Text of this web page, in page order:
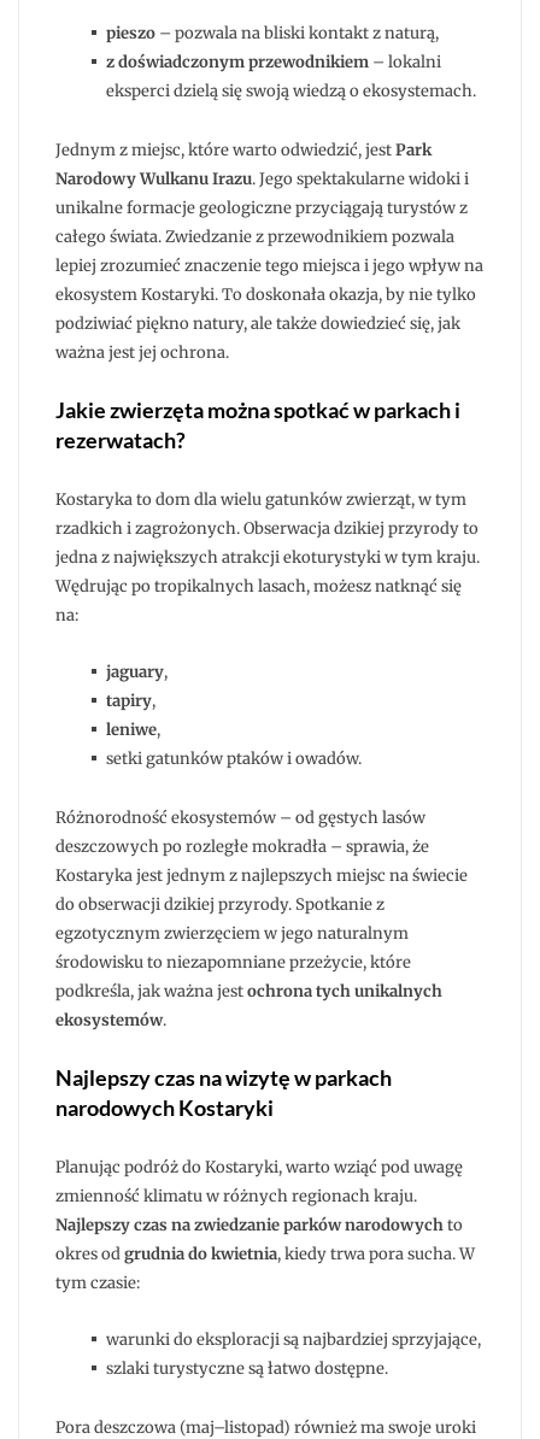
pieszo– pozwala na bliski kontakt z naturą,
z doświadczonym przewodnikiem– lokalni
eksperci dzielą się swoją wiedzą o ekosystemach.
Jednym z miejsc, które warto odwiedzić, jestPark
Narodowy Wulkanu Irazu. Jego spektakularne widoki i
unikalne formacje geologiczne przyciągają turystów z
całego świata. Zwiedzanie z przewodnikiem pozwala
lepiej zrozumieć znaczenie tego miejsca i jego wpływ na
ekosystem Kostaryki. To doskonała okazja, by nie tylko
podziwiać piękno natury, ale także dowiedzieć się, jak
ważna jest jej ochrona.
Jakie zwierzęta można spotkać w parkach i
rezerwatach?
Kostaryka to dom dla wielu gatunków zwierząt, w tym
rzadkich i zagrożonych. Obserwacja dzikiej przyrody to
jedna z największych atrakcji ekoturystyki w tym kraju.
Wędrując po tropikalnych lasach, możesz natknąć się
na:
jaguary,
tapiry,
leniwe,
setki gatunków ptaków i owadów.
Różnorodność ekosystemów – od gęstych lasów
deszczowych po rozległe mokradła – sprawia, że
Kostaryka jest jednym z najlepszych miejsc na świecie
do obserwacji dzikiej przyrody. Spotkanie z
egzotycznym zwierzęciem w jego naturalnym
środowisku to niezapomniane przeżycie, które
podkreśla, jak ważna jestochrona tych unikalnych
ekosystemów.
Najlepszy czas na wizytę w parkach
narodowych Kostaryki
Planując podróż do Kostaryki, warto wziąć pod uwagę
zmienność klimatu w różnych regionach kraju.
Najlepszy czas na zwiedzanie parków narodowychto
okres odgrudnia do kwietnia, kiedy trwa pora sucha. W
tym czasie:
warunki do eksploracji są najbardziej sprzyjające,
szlaki turystyczne są łatwo dostępne.
Pora deszczowa (maj–listopad) również ma swoje uroki